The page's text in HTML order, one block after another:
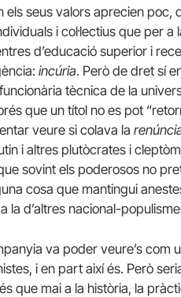
els seus valors aprecien poc,
i col·lectius que per
d’educació superior i
incúria. Però de dret sí
tècnica de la
que un títol no es pot
veure si colava la
i altres plutòcrates i
sovint els poderosos no
cosa que mantingui
a la d’altres nacional-
va poder veure’s com
i en part així és. Però
que mai a la història, la